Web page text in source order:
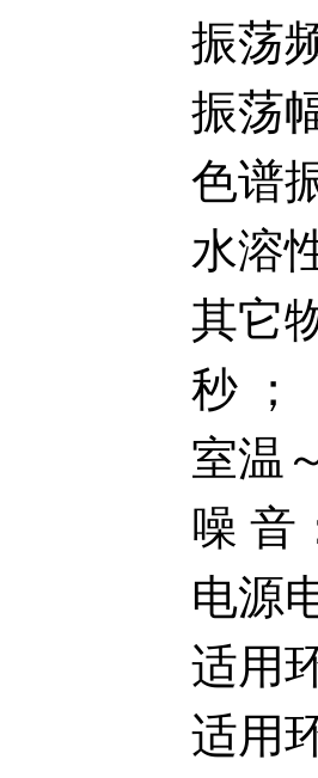
振荡
振荡
色谱
水溶
其它
秒 ；
室温
噪 音
电源
适用
适用